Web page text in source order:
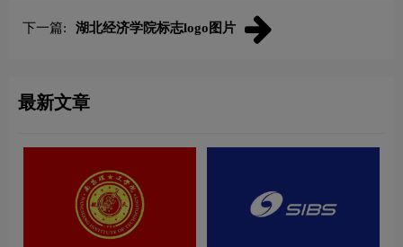
下一篇: 湖北经济学院标志logo图片
最新文章